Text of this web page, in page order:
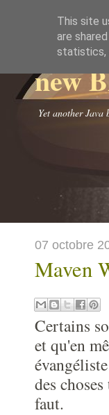
new
Yet another Java
07 octobre
Maven
Certains
et qu'en
des
faut.
This site
are
statistics,